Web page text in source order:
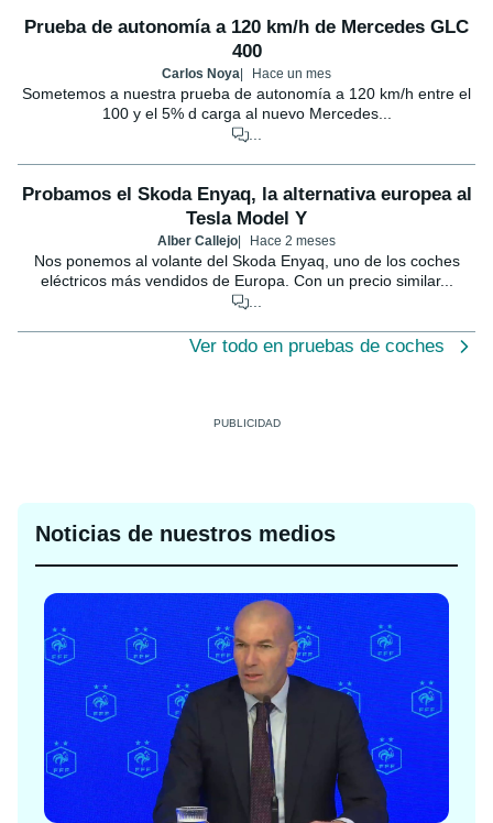
Prueba de autonomía a 120 km/h de Mercedes GLC
400
Carlos Noya Hace un mes
Sometemos a nuestra prueba de autonomía a 120 km/h entre el
100 y el 5% d carga al nuevo Mercedes...
...
Probamos el Skoda Enyaq, la alternativa europea al
Tesla Model Y
Alber Callejo Hace 2 meses
Nos ponemos al volante del Skoda Enyaq, uno de los coches
eléctricos más vendidos de Europa. Con un precio similar...
...
Ver todo en pruebas de coches
Noticias de nuestros medios